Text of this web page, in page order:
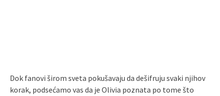
Dok fanovi širom sveta pokušavaju da dešifruju svaki njihov
korak, podsećamo vas da je Olivia poznata po tome što